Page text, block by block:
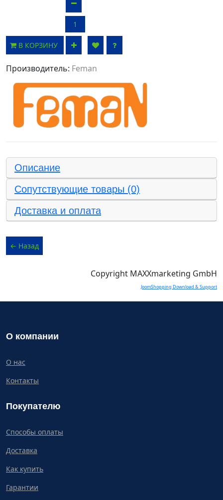
В КОРЗИНУ
Производитель: Feman
Описание
Сопутствующие товары (0)
Доставка и оплата
Copyright MAXXmarketing GmbH
JoomShopping Download & Support
О компании
О нас
Контакты
Покупателю
Способы оплаты
Доставка
Как купить
Гарантии